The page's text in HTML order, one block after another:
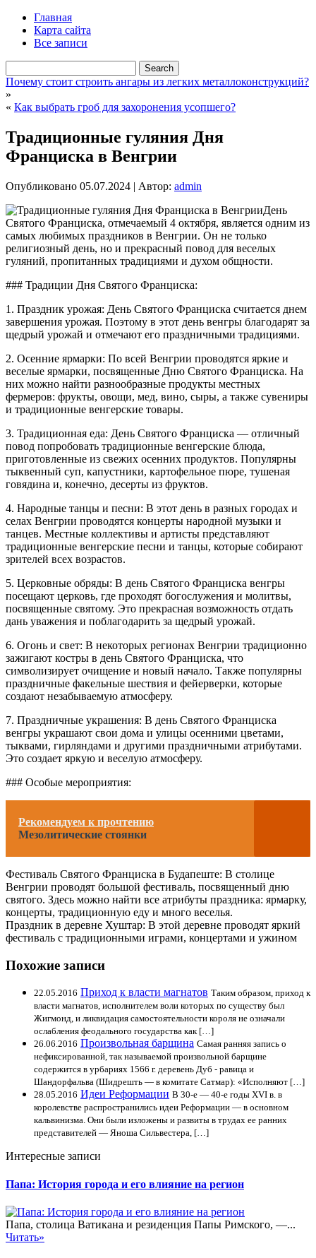
Главная
Карта сайта
Все записи
Почему стоит строить ангары из легких металлоконструкций?
»
« Как выбрать гроб для захоронения усопшего?
Традиционные гуляния Дня
Франциска в Венгрии
Опубликовано 05.07.2024 | Автор: admin
День
Святого Франциска, отмечаемый 4 октября, является одним из
самых любимых праздников в Венгрии. Он не только
религиозный день, но и прекрасный повод для веселых
гуляний, пропитанных традициями и духом общности.
### Традиции Дня Святого Франциска:
1. Праздник урожая: День Святого Франциска считается днем
завершения урожая. Поэтому в этот день венгры благодарят за
щедрый урожай и отмечают его праздничными традициями.
2. Осенние ярмарки: По всей Венгрии проводятся яркие и
веселые ярмарки, посвященные Дню Святого Франциска. На
них можно найти разнообразные продукты местных
фермеров: фрукты, овощи, мед, вино, сыры, а также сувениры
и традиционные венгерские товары.
3. Традиционная еда: День Святого Франциска — отличный
повод попробовать традиционные венгерские блюда,
приготовленные из свежих осенних продуктов. Популярны
тыквенный суп, капустники, картофельное пюре, тушеная
говядина и, конечно, десерты из фруктов.
4. Народные танцы и песни: В этот день в разных городах и
селах Венгрии проводятся концерты народной музыки и
танцев. Местные коллективы и артисты представляют
традиционные венгерские песни и танцы, которые собирают
зрителей всех возрастов.
5. Церковные обряды: В день Святого Франциска венгры
посещают церковь, где проходят богослужения и молитвы,
посвященные святому. Это прекрасная возможность отдать
дань уважения и поблагодарить за щедрый урожай.
6. Огонь и свет: В некоторых регионах Венгрии традиционно
зажигают костры в день Святого Франциска, что
символизирует очищение и новый начало. Также популярны
праздничные факельные шествия и фейерверки, которые
создают незабываемую атмосферу.
7. Праздничные украшения: В день Святого Франциска
венгры украшают свои дома и улицы осенними цветами,
тыквами, гирляндами и другими праздничными атрибутами.
Это создает яркую и веселую атмосферу.
### Особые мероприятия:
Рекомендуем к прочтению
Мезолитические стоянки
Фестиваль Святого Франциска в Будапеште: В столице
Венгрии проводят большой фестиваль, посвященный дню
святого. Здесь можно найти все атрибуты праздника: ярмарку,
концерты, традиционную еду и много веселья.
Праздник в деревне Хуштар: В этой деревне проводят яркий
фестиваль с традиционными играми, концертами и ужином
Похожие записи
22.05.2016 Приход к власти магнатов Таким образом, приход к
власти магнатов, исполнителем воли которых по существу был
Жигмонд, и ликвидация самостоятельности короля не означали
ослабления феодального государства как […]
26.06.2016 Произвольная барщина Самая ранняя запись о
нефиксированной, так называемой произвольной барщине
содержится в урбариях 1566 г. деревень Дуб - равица и
Шандорфальва (Шидрешть — в комитате Сатмар): «Исполняют […]
28.05.2016 Идеи Реформации В 30-е — 40-е годы XVI в. в
королевстве распространились идеи Реформации — в основном
кальвинизма. Они были изложены и развиты в трудах ее ранних
представителей — Яноша Сильвестера, […]
Интересные записи
Папа: История города и его влияние на регион
Папа, столица Ватикана и резиденция Папы Римского, —...
Читать»